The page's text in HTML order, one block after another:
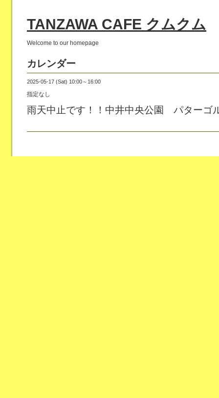
TANZAWA CAFE クムクム
Welcome to our homepage
カレンダー
2025-05-17 (Sat) 10:00～16:00
指定なし
雨天中止です！！中井中央公園 パターゴ